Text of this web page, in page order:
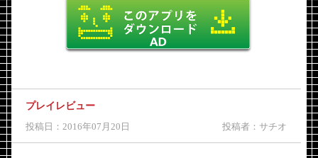
プレイレビュー
投稿日：2016年07月20日 投稿者：サチオ